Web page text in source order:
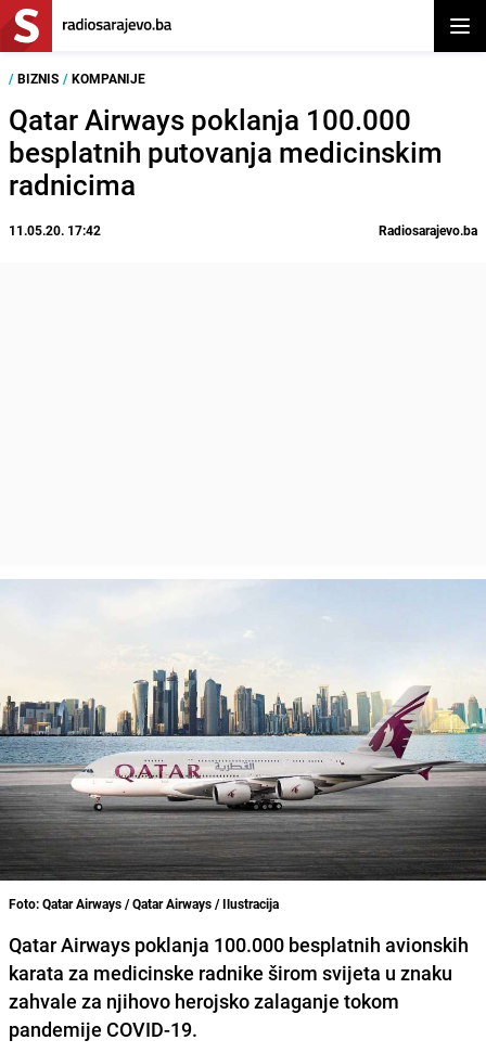
/ BIZNIS / KOMPANIJE
Qatar Airways poklanja 100.000
besplatnih putovanja medicinskim
radnicima
11.05.20. 17:42 Radiosarajevo.ba
Foto: Qatar Airways / Qatar Airways / Ilustracija
Qatar Airways poklanja 100.000 besplatnih avionskih
karata za medicinske radnike širom svijeta u znaku
zahvale za njihovo herojsko zalaganje tokom
pandemije COVID-19.